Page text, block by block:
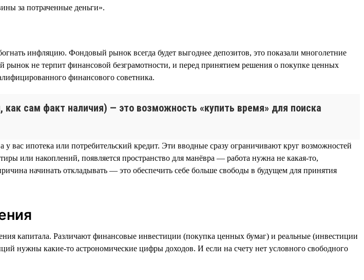
за потраченные деньги».
инфляцию. Фондовый рынок всегда будет выгоднее депозитов, это показали многолетние
не терпит финансовой безграмотности, и перед принятием решения о покупке ценных
финансового советника.
сам факт наличия) — это возможность «купить время» для поиска
ипотека или потребительский кредит. Эти вводные сразу ограничивают круг возможностей
или накоплений, появляется пространство для манёвра — работа нужна не какая-то,
начинать откладывать — это обеспечить себе больше свободы в будущем для принятия
капитала. Различают финансовые инвестиции (покупка ценных бумаг) и реальные (инвестиции
нужны какие-то астрономические цифры доходов. И если на счету нет условного свободного